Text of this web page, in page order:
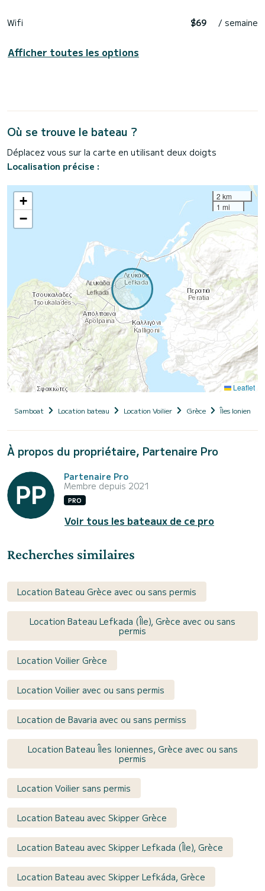
Wifi $69 / semaine
Afficher toutes les options
Où se trouve le bateau ?
Déplacez vous sur la carte en utilisant deux doigts
Localisation précise :
+
−
2 km
1 mi
Leaflet
Samboat Location bateau Location Voilier Grèce Îles Ioniennes
À propos du propriétaire, Partenaire Pro
Partenaire Pro
Membre depuis 2021
PRO
Voir tous les bateaux de ce pro
Recherches similaires
Location Bateau Grèce avec ou sans permis
Location Bateau Lefkada (Île), Grèce avec ou sans
permis
Location Voilier Grèce
Location Voilier avec ou sans permis
Location de Bavaria avec ou sans permiss
Location Bateau Îles Ioniennes, Grèce avec ou sans
permis
Location Voilier sans permis
Location Bateau avec Skipper Grèce
Location Bateau avec Skipper Lefkada (Île), Grèce
Location Bateau avec Skipper Lefkáda, Grèce